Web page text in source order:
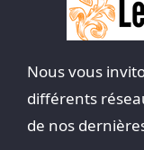
Nous vous
différents
de nos